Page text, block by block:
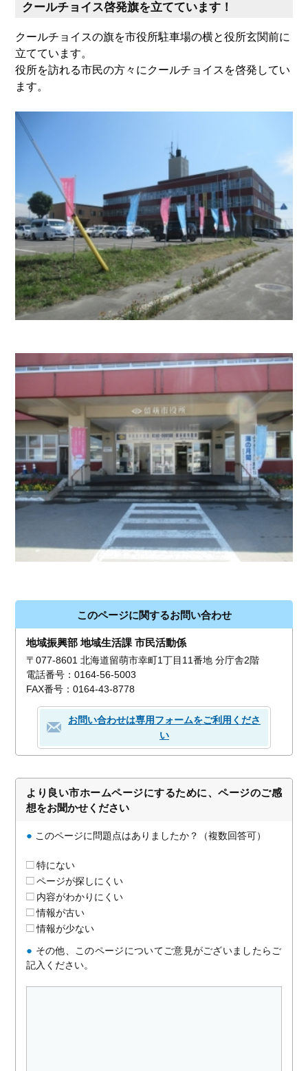
クールチョイス啓発旗を立てています！
クールチョイスの旗を市役所駐車場の横と役所玄関前に
立てています。
役所を訪れる市民の方々にクールチョイスを啓発してい
ます。
このページに関するお問い合わせ
地域振興部 地域生活課 市民活動係
〒077-8601 北海道留萌市幸町1丁目11番地 分庁舎2階
電話番号：0164-56-5003
FAX番号：0164-43-8778
お問い合わせは専用フォームをご利用くださ
い
より良い市ホームページにするために、ページのご感
想をお聞かせください
● このページに問題点はありましたか？（複数回答可）
特にない
ページが探しにくい
内容がわかりにくい
情報が古い
情報が少ない
● その他、このページについてご意見がございましたらご
記入ください。